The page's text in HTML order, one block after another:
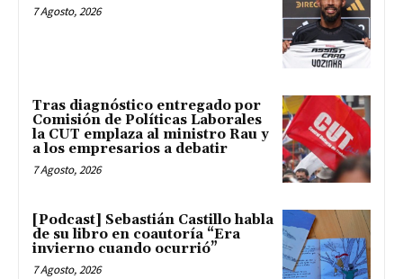
7 Agosto, 2026
Tras diagnóstico entregado por
Comisión de Políticas Laborales
la CUT emplaza al ministro Rau y
a los empresarios a debatir
7 Agosto, 2026
[Podcast] Sebastián Castillo habla
de su libro en coautoría “Era
invierno cuando ocurrió”
7 Agosto, 2026